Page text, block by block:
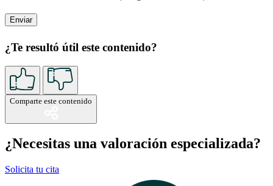
¿Te resultó útil este contenido?
Comparte este contenido
¿Necesitas una valoración especializada?
Solicita tu cita